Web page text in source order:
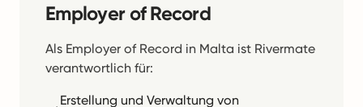
Employer of Record
Als Employer of Record in Malta ist Rivermate
verantwortlich für:
Erstellung und Verwaltung von